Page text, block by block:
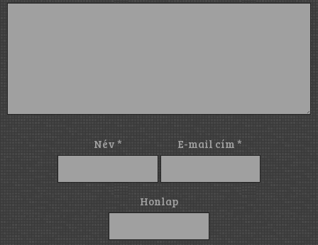
Név * E-mail cím *
Honlap